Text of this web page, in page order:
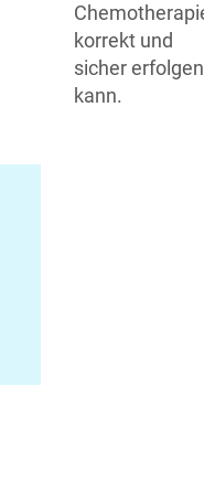
Chemotherapie
korrekt und
sicher erfolgen
kann.